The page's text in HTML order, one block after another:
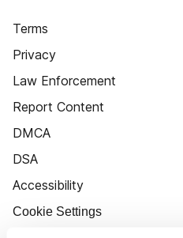
Terms
Privacy
Law Enforcement
Report Content
DMCA
DSA
Accessibility
Cookie Settings